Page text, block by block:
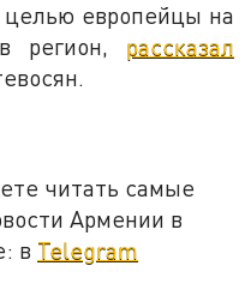
европейцы на
регион, рассказал
читать самые
Армении в
в Telegram